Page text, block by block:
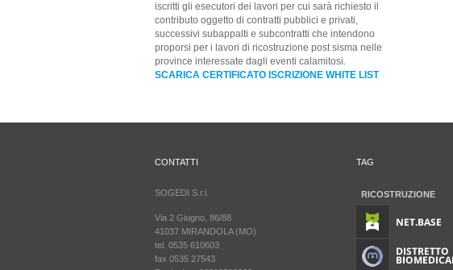
iscritti gli esecutori dei lavori per cui sarà richiesto il
contributo oggetto di contratti pubblici e privati,
successivi subappalti e subcontratti che intendono
proporsi per i lavori di ricostruzione post sisma nelle
province interessate dagli eventi calamitosi.
SCARICA CERTIFICATO ISCRIZIONE WHITE LIST
CONTATTI
SOGEDI S.r.l.
Via 2 Giugno, 86/88
41037 MIRANDOLA (MO)
tel. 0535 610603
fax 0535 27543
TAG
RICOSTRUZIONE